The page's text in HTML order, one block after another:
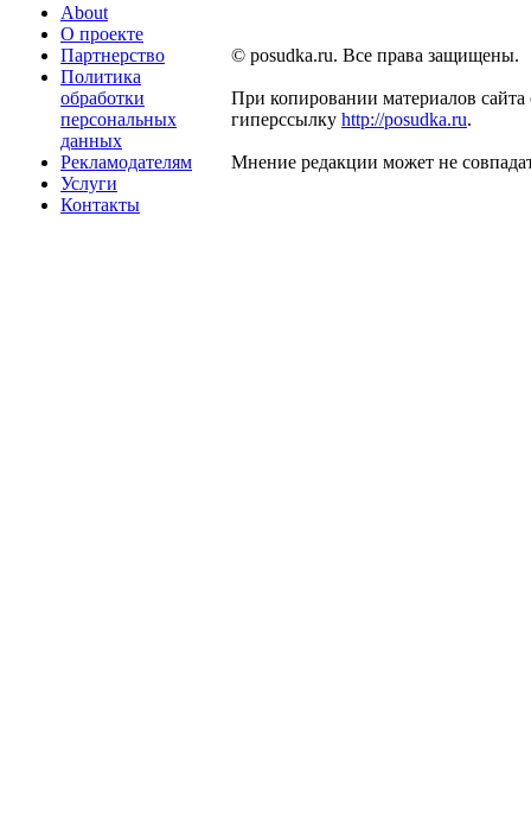
About
О проекте
Партнерство
Политика
обработки
персональных
данных
Рекламодателям
Услуги
Контакты
© posudka.ru. Все права защищены.
При копировании материалов сайта
гиперссылку http://posudka.ru.
Мнение редакции может не